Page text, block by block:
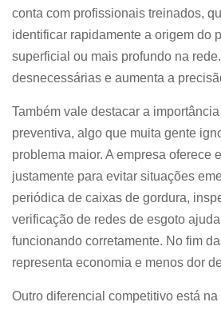
conta com profissionais treinados,
identificar rapidamente a origem do
superficial ou mais profundo na
desnecessárias e aumenta a
Também vale destacar a
preventiva, algo que muita gente
problema maior. A empresa oferece
justamente para evitar situações
periódica de caixas de gordura,
verificação de redes de esgoto
funcionando corretamente. No fim
representa economia e menos dor
Outro diferencial competitivo está